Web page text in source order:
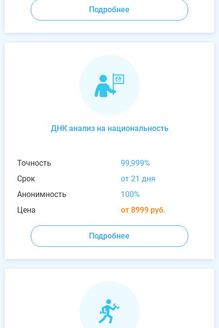
Подробнее
ДНК анализ на национальность
Точность
99,999%
Срок
от 21 дня
Анонимность
100%
Цена
от 8999 руб.
Подробнее